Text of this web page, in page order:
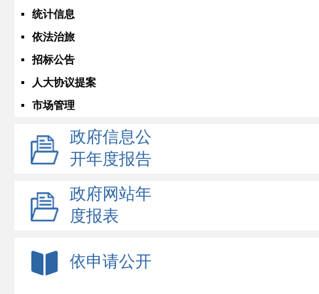
统计信息
依法治旅
招标公告
人大协议提案
市场管理
政府信息公
开年度报告
政府网站年
度报表
依申请公开